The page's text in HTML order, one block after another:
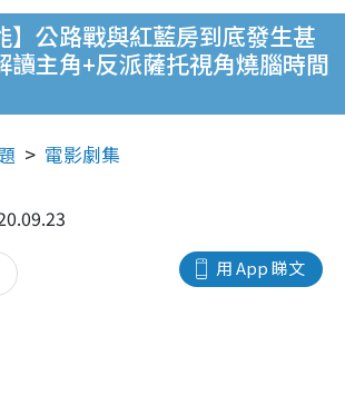
】公路戰與紅藍房到底發生甚
讀主角+反派薩托視角燒腦時間
電影劇集
用 App 睇文